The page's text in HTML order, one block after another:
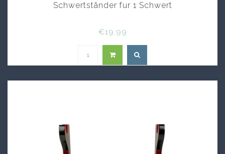
Schwertständer fur 1 Schwert
€19,99